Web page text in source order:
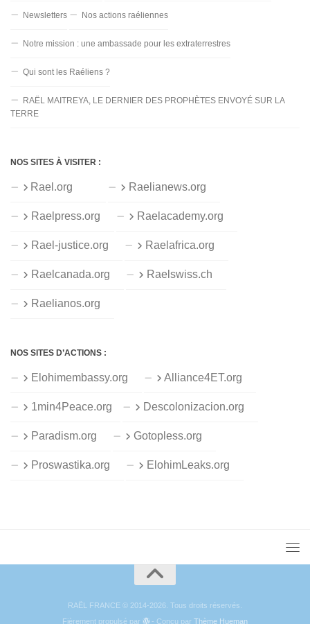
Newsletters Nos actions raéliennes
Notre mission : une ambassade pour les extraterrestres
Qui sont les Raéliens ?
RAËL MAITREYA, LE DERNIER DES PROPHÈTES ENVOYÉ SUR LA
TERRE
NOS SITES À VISITER :
Rael.org Raelianews.org
Raelpress.org Raelacademy.org
Rael-justice.org Raelafrica.org
Raelcanada.org Raelswiss.ch
Raelianos.org
NOS SITES D’ACTIONS :
Elohimembassy.org Alliance4ET.org
1min4Peace.org Descolonizacion.org
Paradism.org Gotopless.org
Proswastika.org ElohimLeaks.org
RAËL FRANCE © 2014-2026. Tous droits réservés.
Fièrement propulsé par
- Conçu parThème Hueman